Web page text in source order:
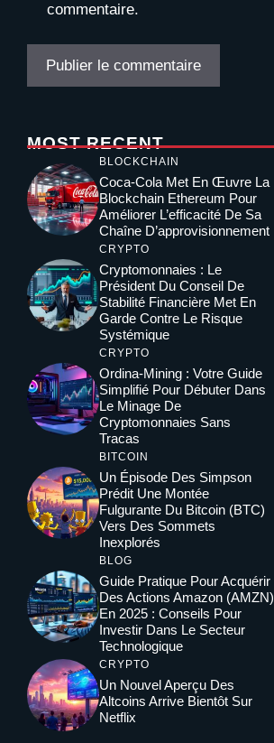
commentaire.
MOST RECENT
BLOCKCHAIN
Coca-Cola Met En Œuvre La
Blockchain Ethereum Pour
Améliorer L’efficacité De Sa
Chaîne D’approvisionnement
CRYPTO
Cryptomonnaies : Le
Président Du Conseil De
Stabilité Financière Met En
Garde Contre Le Risque
Systémique
CRYPTO
Ordina-Mining : Votre Guide
Simplifié Pour Débuter Dans
Le Minage De
Cryptomonnaies Sans
Tracas
BITCOIN
Un Épisode Des Simpson
Prédit Une Montée
Fulgurante Du Bitcoin (BTC)
Vers Des Sommets
Inexplorés
BLOG
Guide Pratique Pour Acquérir
Des Actions Amazon (AMZN)
En 2025 : Conseils Pour
Investir Dans Le Secteur
Technologique
CRYPTO
Un Nouvel Aperçu Des
Altcoins Arrive Bientôt Sur
Netflix